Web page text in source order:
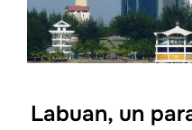
Labuan, un